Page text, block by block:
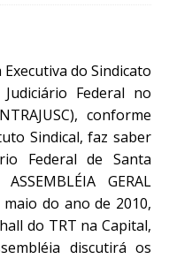
do Sindicato
Federal no
conforme
Sindical, faz saber
Federal de Santa
GERAL
maio do ano de 2010,
do TRT na Capital,
discutirá os